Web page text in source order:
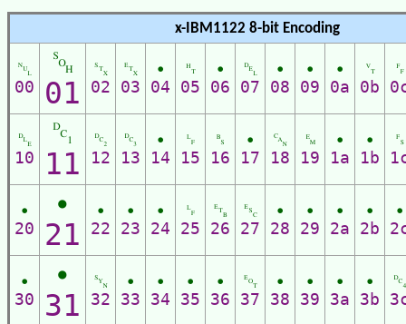
x-IBM1122 8-bit Encoding
␀
00
␁
01
␂
02
␃
03
•
04
␉
05
•
06
␡
07
•
08
•
09
•
0a
␋
0b
␐
10
␑
11
␒
12
␓
13
•
14
␊
15
␈
16
•
17
␘
18
␙
19
•
1a
•
1b
•
20
•
21
•
22
•
23
•
24
␊
25
␗
26
␛
27
•
28
•
29
•
2a
•
2b
•
•
30
•
31
␖
32
•
33
•
34
•
35
•
36
␄
37
•
38
•
39
•
3a
•
3b